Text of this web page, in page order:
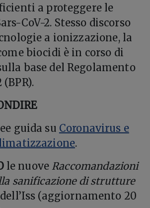
a proteggere le
CoV-2. Stesso discorso
a ionizzazione, la
biocidi è in corso di
base del Regolamento
(BPR).
guida su Coronavirus e
.
le nuove Raccomandazioni
sanificazione di strutture
dell’Iss (aggiornamento 20